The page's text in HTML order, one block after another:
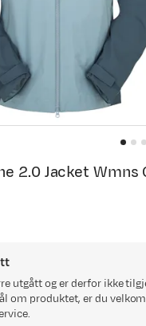
2.0 Jacket Wmns
utgått og er derfor ikke
om produktet, er du